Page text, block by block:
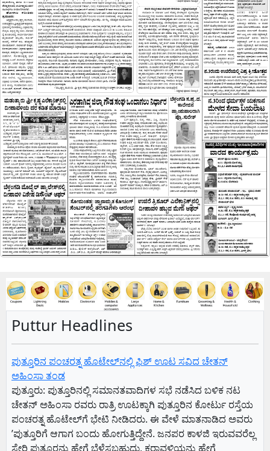
Puttur Headlines
ಪುತ್ತೂರಿನ ಪಂಚರತ್ನ ಹೊಟೇಲ್‌ನಲ್ಲಿ ಫಿಶ್‌ ಊಟ ಸವಿದ ಚೇತನ್‌
ಅಹಿಂಸಾ ತಂಡ
ಪುತ್ತೂರು: ಪುತ್ತೂರಿನಲ್ಲಿ ಸಮಾನತವಾದಿಗಳ ಸಭೆ ನಡೆಸಿದ ಬಳಿಕ ನಟ
ಚೇತನ್‌ ಅಹಿಂಸಾ ರವರು ರಾತ್ರಿ ಊಟಕ್ಕಾಗಿ ಪುತ್ತೂರಿನ ಕೋರ್ಟು ರಸ್ತೆಯ
ಪಂಚರತ್ನ ಹೊಟೇಲ್‌ಗೆ ಭೇಟಿ ನೀಡಿದರು. ಈ ವೇಳೆ ಮಾತನಾಡಿದ ಅವರು
ʼಪುತ್ತೂರಿಗೆ ಆಗಾಗ ಬಂದು ಹೋಗುತ್ತಿದ್ದೇನೆ. ಜನಪರ ಕಾಳಜಿ ಇರುವವರೆಲ್ಲ
ಸೇರಿ ಪುತ್ತೂರನ್ನು ಹೇಗೆ ಬೆಳೆಸಬಹುದು, ಕರಾವಳಿಯನ್ನು ಹೇಗೆ